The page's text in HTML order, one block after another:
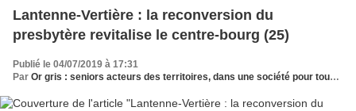
Lantenne-Vertière : la reconversion du
presbytère revitalise le centre-bourg (25)
Publié le 04/07/2019 à 17:31
Par Or gris : seniors acteurs des territoires, dans une société pour tous les âges